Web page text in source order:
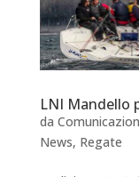
LNI Mandello
da
News, Regate